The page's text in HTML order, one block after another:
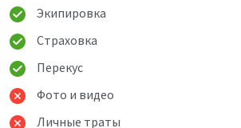
Экипировка
Страховка
Перекус
Фото и видео
Личные траты